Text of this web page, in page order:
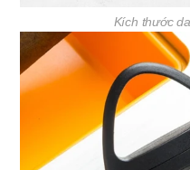
Kích thước